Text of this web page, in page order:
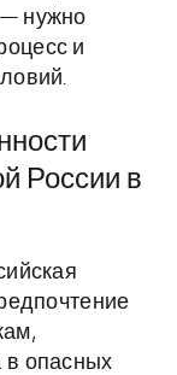
нужно
и
России в
в опасных